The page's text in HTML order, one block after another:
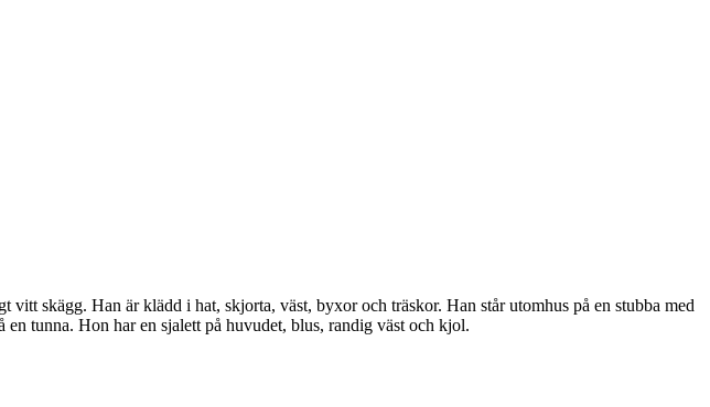
skägg. Han är klädd i hat, skjorta, väst, byxor och träskor. Han står utomhus på en stubba med
tunna. Hon har en sjalett på huvudet, blus, randig väst och kjol.